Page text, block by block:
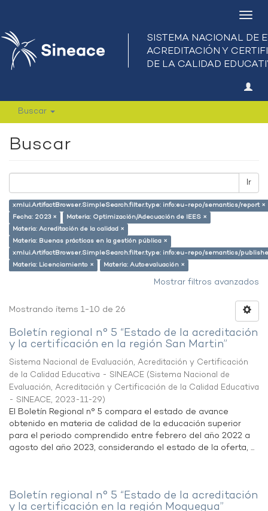
Buscar
Buscar
Ir
xmlui.ArtifactBrowser.SimpleSearch.filter.type: info:eu-repo/semantics/report ×
Fecha: 2023 ×
Materia: Optimización/Adecuación de IEES ×
Materia: Acreditación de la calidad ×
Materia: Buenas prácticas en la gestión pública ×
xmlui.ArtifactBrowser.SimpleSearch.filter.type: info:eu-repo/semantics/
Materia: Licenciamiento ×
Materia: Autoevaluación ×
Mostrar filtros avanzados
Mostrando ítems 1-10 de 26
Boletín regional n° 5 “Estado de la acreditación
y la certificación en la región San Martin”
Sistema Nacional de Evaluación, Acreditación y Certificación
de la Calidad Educativa - SINEACE (Sistema Nacional de
Evaluación, Acreditación y Certificación de la Calidad Educativa
- SINEACE, 2023-11-29)
El Boletín Regional n° 5 compara el estado de avance
obtenido en materia de calidad de la educación superior
para el periodo comprendido entre febrero del año 2022 a
agosto del año 2023, considerando el estado de la oferta, ...
Boletín regional n° 5 “Estado de la acreditación
y la certificación en la región Moquegua”